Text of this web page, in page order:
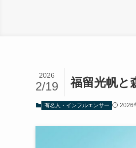
福留光帆と
2026
2/19
有名人・インフルエンサー 2026